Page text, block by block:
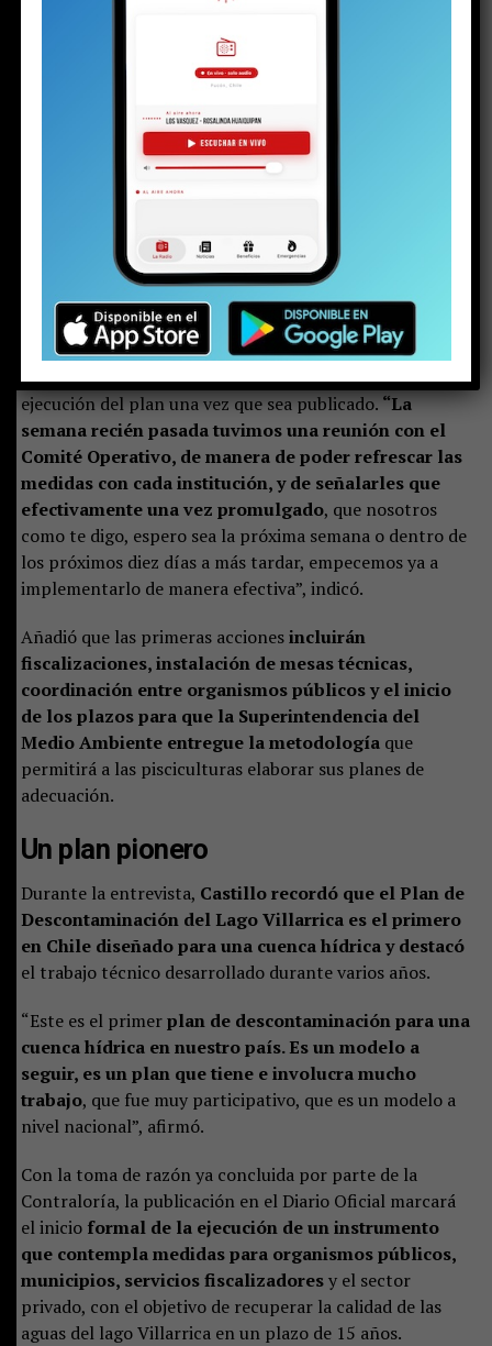
yo creo que dentro de los próximos diez días el plan sí o
sí va a estar publicado”, sostuvo.
Ante la consulta de si el decreto podría quedar
pendiente hasta el próximo año (para de alguna manera
evitar comprometer recursos para 2027), respondió
categóricamente:“Por supuesto que no, y ese es un
ministerio y también como seremía”.
Implementación desde el primer día
La autoridad explicó que el Ministerio ya reunió al
Comité Operativo para coordinar el inicio de la
ejecución del plan una vez que sea publicado.“La
semana recién pasada tuvimos una reunión con el
Comité Operativo, de manera de poder refrescar las
medidas con cada institución, y de señalarles que
efectivamente una vez promulgado, que nosotros
como te digo, espero sea la próxima semana o dentro de
los próximos diez días a más tardar, empecemos ya a
implementarlo de manera efectiva”, indicó.
Añadió que las primeras accionesincluirán
fiscalizaciones, instalación de mesas técnicas,
coordinación entre organismos públicos y el inicio
de los plazos para que la Superintendencia del
Medio Ambiente entregue la metodología que
permitirá a las pisciculturas elaborar sus planes de
adecuación.
Un plan pionero
Durante la entrevista, Castillo recordó que el Plan de
Descontaminación del Lago Villarrica es el primero
en Chile diseñado para una cuenca hídrica y destacó
el trabajo técnico desarrollado durante varios años.
“Este es el primerplan de descontaminación para una
cuenca hídrica en nuestro país. Es un modelo a
seguir, es un plan que tiene e involucra mucho
trabajo, que fue muy participativo, que es un modelo a
nivel nacional”, afirmó.
Con la toma de razón ya concluida por parte de la
Contraloría, la publicación en el Diario Oficial marcará
el inicio formal de la ejecución de un instrumento
que contempla medidas para organismos públicos,
municipios, servicios fiscalizadoresy el sector
privado, con el objetivo de recuperar la calidad de las
aguas del lago Villarrica en un plazo de 15 años.